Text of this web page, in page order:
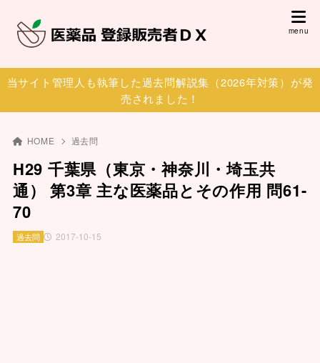
当サイト管理人も執筆した過去問解説集（2026年対策）が発
売されました！
HOME 過去問
H29 千葉県（東京・神奈川・埼玉共
通） 第3章 主な医薬品とその作用 問61-
70
2017-10-15
過去問